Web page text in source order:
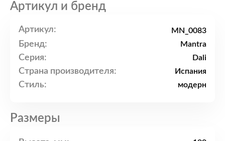
Артикул и бренд
Артикул: MN_0083
Бренд: Mantra
Серия: Dali
Страна производителя: Испания
Стиль: модерн
Размеры